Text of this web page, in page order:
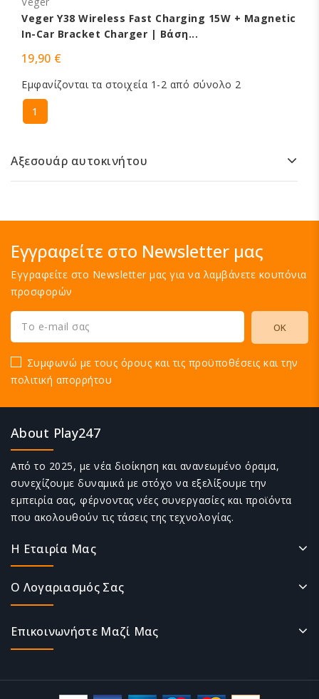
Veger Y38 Wireless Fast Charging 15W + Magnetic
In-Car Bracket Charger | Βάση...
19,90 €
Εμφανίζονται τα στοιχεία 1-2 από σύνολο 2
1
Αξεσουάρ αυτοκινήτου
Εγγραφείτε στο Newsletter μας
Εγγραφείτε στο Newsletter μας για να λαμβάνετε κουπόνια
προσφορών
Συμφωνώ με τους όρους και τις προϋποθέσεις και την
πολιτική απορρήτου
About Play247
Από το 2025, με νέα διοίκηση και ανανεωμένο όραμα,
συνεχίζουμε δυναμικά με στόχο να εξελίξουμε την
εμπειρία σας, φέρνοντας νέες συνεργασίες και προϊόντα
που ακολουθούν τις τάσεις της τεχνολογίας.
Η Εταιρία Μας
Ο Λογαριασμός Σας
Επικοινωνήστε Μαζί Μας